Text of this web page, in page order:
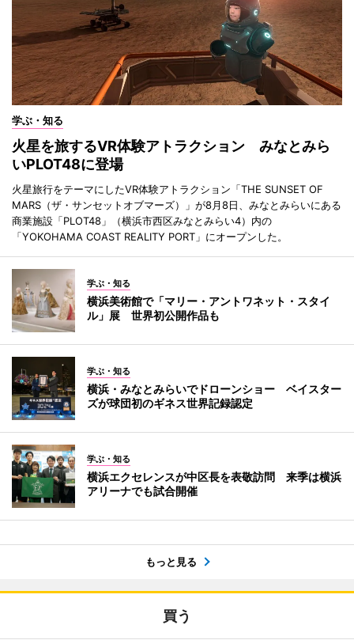
学ぶ・知る
火星を旅するVR体験アトラクション みなとみら
いPLOT48に登場
火星旅行をテーマにしたVR体験アトラクション「THE SUNSET OF
MARS（ザ・サンセットオブマーズ）」が8月8日、みなとみらいにある
商業施設「PLOT48」（横浜市西区みなとみらい4）内の
「YOKOHAMA COAST REALITY PORT」にオープンした。
学ぶ・知る
横浜美術館で「マリー・アントワネット・スタイ
ル」展 世界初公開作品も
学ぶ・知る
横浜・みなとみらいでドローンショー ベイスター
ズが球団初のギネス世界記録認定
学ぶ・知る
横浜エクセレンスが中区長を表敬訪問 来季は横浜
アリーナでも試合開催
もっと見る
買う